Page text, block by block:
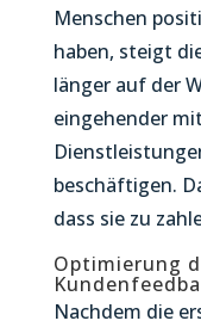
Menschen
haben, steigt
länger auf der
eingehender
beschäftigen.
dass sie zu
Optimierung
Nachdem die